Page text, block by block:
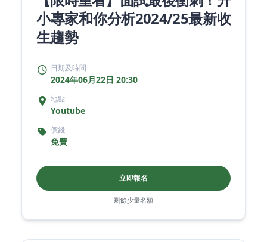
小專家和你分析2024/25最新收
生趨勢
日期及時間
2024年06月22日 20:30
地點
Youtube
價錢
免費
立即報名
剩餘少量名額